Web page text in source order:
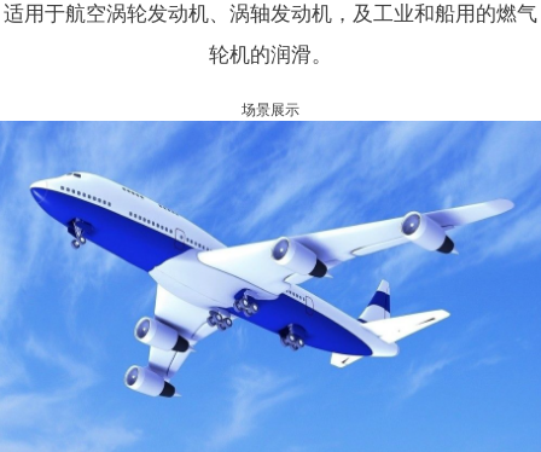
适用于航空涡轮发动机、涡轴发动机，及工业和船用的燃气
轮机的润滑。
场景展示